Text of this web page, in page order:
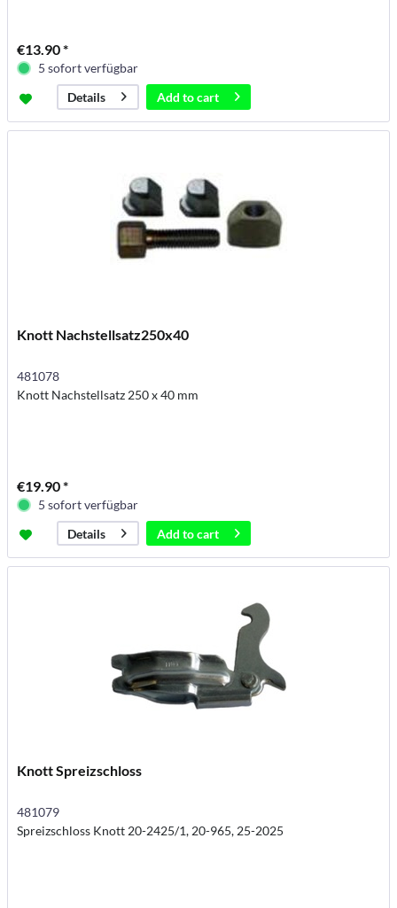
€13.90 *
5 sofort verfügbar
Details
Add tocart
Knott Nachstellsatz250x40
481078
Knott Nachstellsatz 250 x 40 mm
€19.90 *
5 sofort verfügbar
Details
Add tocart
Knott Spreizschloss
481079
Spreizschloss Knott 20-2425/1, 20-965, 25-2025